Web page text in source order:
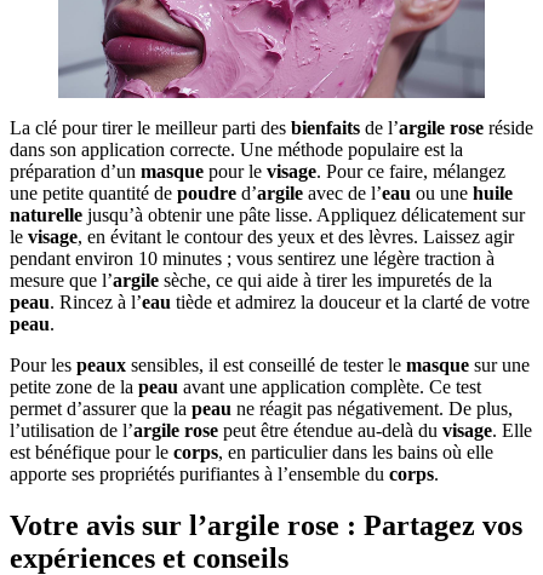
La clé pour tirer le meilleur parti des bienfaits de l’argile rose réside
dans son application correcte. Une méthode populaire est la
préparation d’un masque pour le visage. Pour ce faire, mélangez
une petite quantité de poudre d’argile avec de l’eau ou une huile
naturelle jusqu’à obtenir une pâte lisse. Appliquez délicatement sur
le visage, en évitant le contour des yeux et des lèvres. Laissez agir
pendant environ 10 minutes ; vous sentirez une légère traction à
mesure que l’argile sèche, ce qui aide à tirer les impuretés de la
peau. Rincez à l’eau tiède et admirez la douceur et la clarté de votre
peau.
Pour les peaux sensibles, il est conseillé de tester le masque sur une
petite zone de la peau avant une application complète. Ce test
permet d’assurer que la peau ne réagit pas négativement. De plus,
l’utilisation de l’argile rose peut être étendue au-delà du visage. Elle
est bénéfique pour le corps, en particulier dans les bains où elle
apporte ses propriétés purifiantes à l’ensemble du corps.
Votre avis sur l’argile rose : Partagez vos
expériences et conseils